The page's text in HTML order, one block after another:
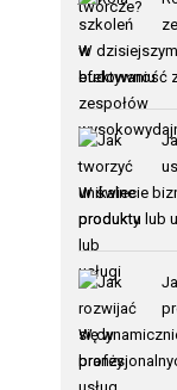
W
efektywność
W świecie
produktu lub
W